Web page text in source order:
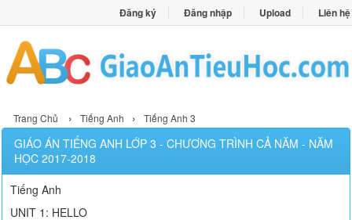
Đăng ký Đăng nhập Upload Liên hệ
Trang Chủ › Tiếng Anh › Tiếng Anh 3
GIÁO ÁN TIẾNG ANH LỚP 3 - CHƯƠNG TRÌNH CẢ NĂM - NĂM
HỌC 2017-2018
Tiếng Anh
UNIT 1: HELLO